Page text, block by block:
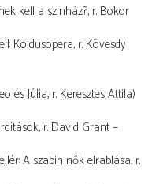
kell a színház?, r. Bokor
Koldusopera, r. Kövesdy
és Júlia, r. Keresztes Attila)
r. David Grant –
A szabin nők elrablása, r.